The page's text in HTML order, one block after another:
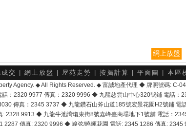
網上放盤
交 網上放盤 屋苑走勢 按揭計算 平面圖 本區
Agency. ◆ All Rights Reserved. ◆ 富誠地產代理 ◆ 牌照號碼: C-
話：2320 9977 傳真：2320 9996 ◆ 九龍慈雲山中心320號鋪 電話：
傳真：2345 3737 ◆ 九龍鑽石山斧山道185號宏景花園H2號鋪 電
: 2328 9913 ◆ 九龍牛池灣瓊東街8號嘉峰臺商場地下1號舖 電話：
傳真: 2320 9996 ◆ 峻弦/曉暉花園 電話: 2345 1286 傳真: